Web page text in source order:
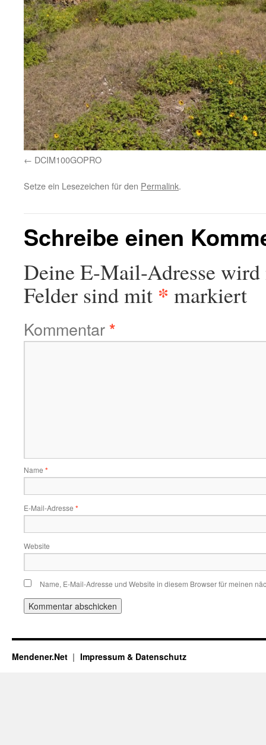
DCIM100GOPRO
Setze ein Lesezeichen für den Permalink.
Schreibe einen
Deine E-Mail-Adresse
Felder sind mit * markiert
Kommentar*
Name *
E-Mail-Adresse *
Website
Name, E-Mail-Adresse und Website in diesem Browser für meinen
Mendener.Net Impressum & Datenschutz